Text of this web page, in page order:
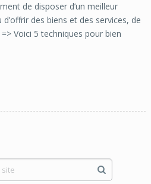
de disposer d’un meilleur
d’offrir des biens et des services, de
Voici 5 techniques pour bien